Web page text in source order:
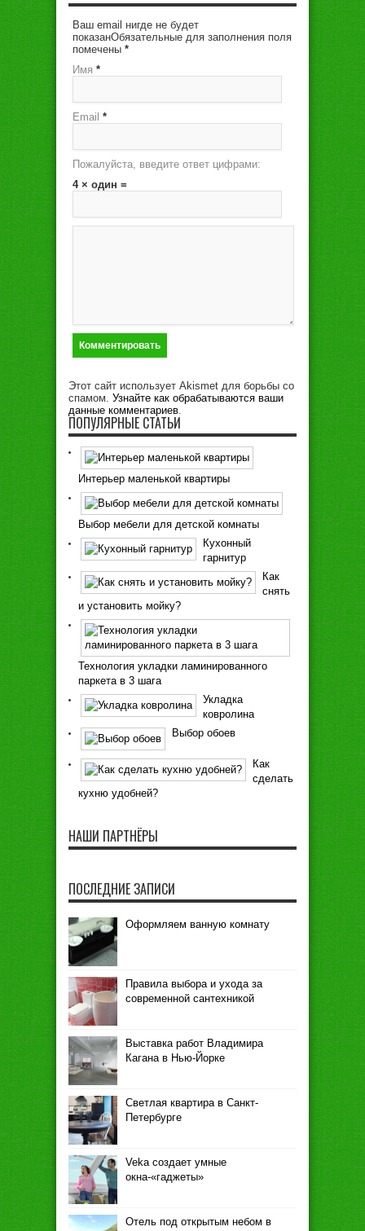
Ваш email нигде не будет
показанОбязательные для заполнения поля
помечены *
Имя *
Email *
Пожалуйста, введите ответ цифрами:
4 × один =
Этот сайт использует Akismet для борьбы со
спамом. Узнайте как обрабатываются ваши
данные комментариев.
ПОПУЛЯРНЫЕ СТАТЬИ
Интерьер маленькой квартиры
Выбор мебели для детской комнаты
Кухонный
гарнитур
Как
снять
и установить мойку?
Технология укладки ламинированного
паркета в 3 шага
Укладка
ковролина
Выбор обоев
Как
сделать
кухню удобней?
НАШИ ПАРТНЁРЫ
ПОСЛЕДНИЕ ЗАПИСИ
Оформляем ванную комнату
Правила выбора и ухода за
современной сантехникой
Выставка работ Владимира
Кагана в Нью-Йорке
Светлая квартира в Санкт-
Петербурге
Veka создает умные
окна-«гаджеты»
Отель под открытым небом в